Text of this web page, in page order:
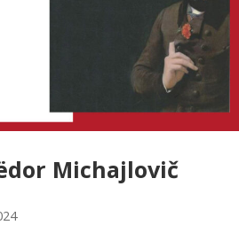
Michajlovič